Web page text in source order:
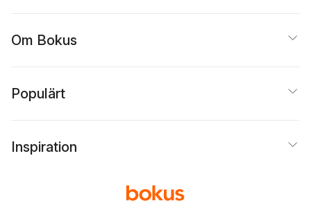
Om Bokus
Populärt
Inspiration